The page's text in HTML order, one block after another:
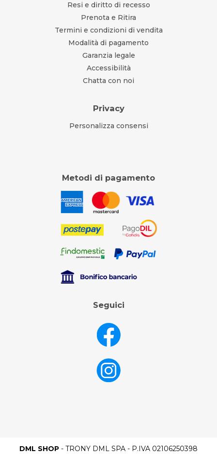
Resi e diritto di recesso
Prenota e Ritira
Termini e condizioni di vendita
Modalità di pagamento
Garanzia legale
Accessibilità
Chatta con noi
Privacy
Personalizza consensi
Metodi di pagamento
Seguici
DML SHOP - TRONY DML SPA - P.IVA 02106250398